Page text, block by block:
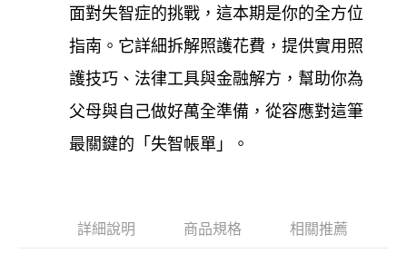
免運費
數位商品海外免運 查看運費
面對失智症的挑戰，這本期是你的全方位
指南。它詳細拆解照護花費，提供實用照
護技巧、法律工具與金融解方，幫助你為
父母與自己做好萬全準備，從容應對這筆
最關鍵的「失智帳單」。
詳細說明 商品規格 相關推薦